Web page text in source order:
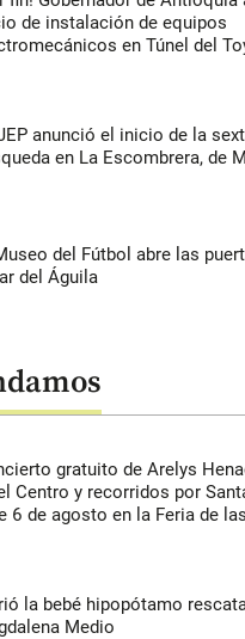
de instalación de equipos
en Túnel del
anunció el inicio de la
en La Escombrera, de
del Fútbol abre las
del Águila
gratuito de Arelys
Centro y recorridos por
6 de agosto en la Feria de
la bebé hipopótamo
Medio